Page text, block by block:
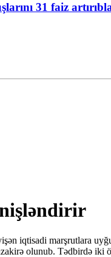
31 faiz
iqtisadi marşrutlara
olunub. Tədbirdə